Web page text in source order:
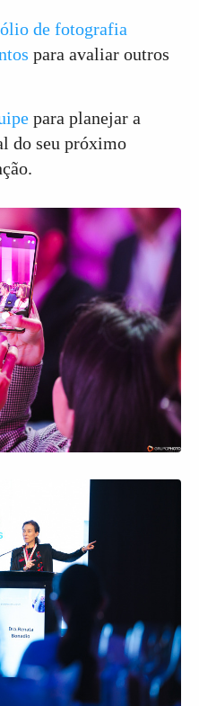
de fotografia
para avaliar outros
para planejar a
do seu próximo